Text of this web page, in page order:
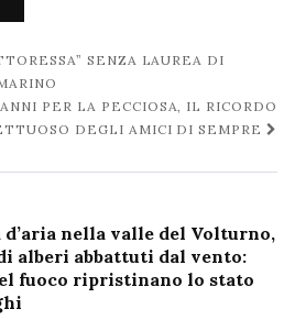
SENZA LAUREA DI
PER LA PECCIOSA, IL RICORDO
DEGLI AMICI DI SEMPRE
d’aria nella valle del Volturno,
alberi abbattuti dal vento:
fuoco ripristinano lo stato